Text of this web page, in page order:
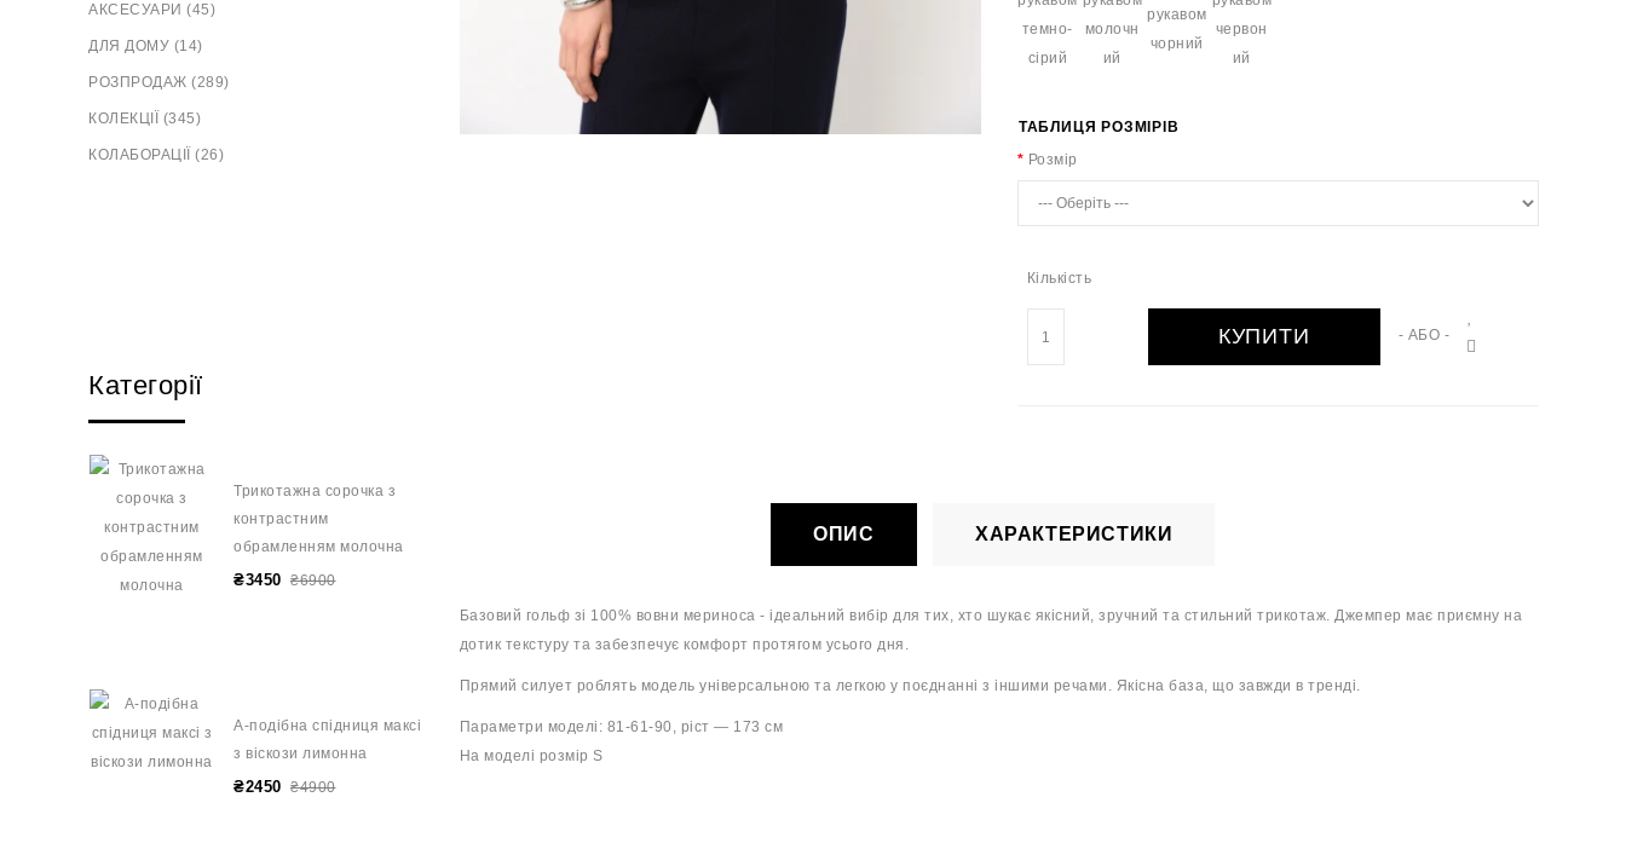
АКСЕСУАРИ (45)
ДЛЯ ДОМУ (14)
РОЗПРОДАЖ (289)
КОЛЕКЦІЇ (345)
КОЛАБОРАЦІЇ (26)
Категорії
Трикотажна сорочка з
контрастним
обрамленням молочна
₴3450 ₴6900
А-подібна спідниця максі
з віскози лимонна
₴2450 ₴4900
ТАБЛИЦЯ РОЗМІРІВ
Розмір
Кількість
КУПИТИ - АБО -
ОПИС ХАРАКТЕРИСТИКИ
Базовий гольф зі 100% вовни мериноса - ідеальний вибір для тих, хто шукає якісний, зручний та стильний трикотаж. Джемпер має приємну на
дотик текстуру та забезпечує комфорт протягом усього дня.
Прямий силует роблять модель універсальною та легкою у поєднанні з іншими речами. Якісна база, що завжди в тренді.
Параметри моделі: 81-61-90, ріст — 173 см
На моделі розмір S